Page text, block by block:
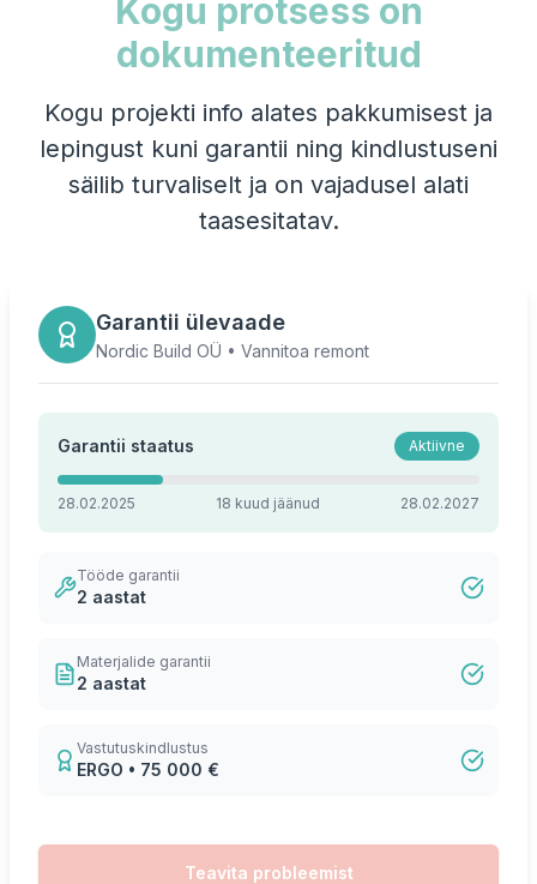
Kogu protsess on
dokumenteeritud
Kogu projekti info alates pakkumisest ja
lepingust kuni garantii ning kindlustuseni
säilib turvaliselt ja on vajadusel alati
taasesitatav.
Garantii ülevaade
Nordic Build OÜ • Vannitoa remont
Garantii staatus Aktiivne
28.02.2025 18 kuud jäänud 28.02.2027
Tööde garantii
2 aastat
Materjalide garantii
2 aastat
Vastutuskindlustus
ERGO • 75 000 €
Teavita probleemist